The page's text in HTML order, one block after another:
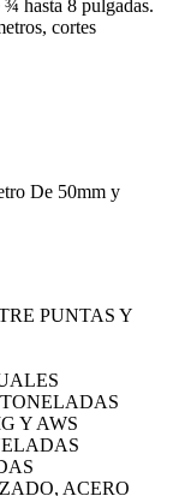
hasta 8 pulgadas.
cortes
De 50mm y
PUNTAS Y
Y AWS
ACERO